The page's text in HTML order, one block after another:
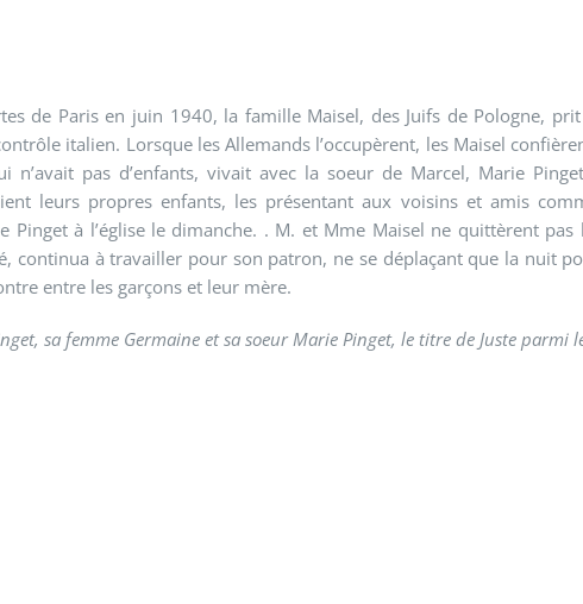
de Paris en juin 1940, la famille Maisel, des Juifs de Pologne,
italien. Lorsque les Allemands l’occupèrent, les Maisel
n’avait pas d’enfants, vivait avec la soeur de Marcel, Marie
leurs propres enfants, les présentant aux voisins et amis
Pinget à l’église le dimanche. . M. et Mme Maisel ne quittèrent
continua à travailler pour son patron, ne se déplaçant que la nuit
entre les garçons et leur mère.
sa femme Germaine et sa soeur Marie Pinget, le titre de Juste parmi